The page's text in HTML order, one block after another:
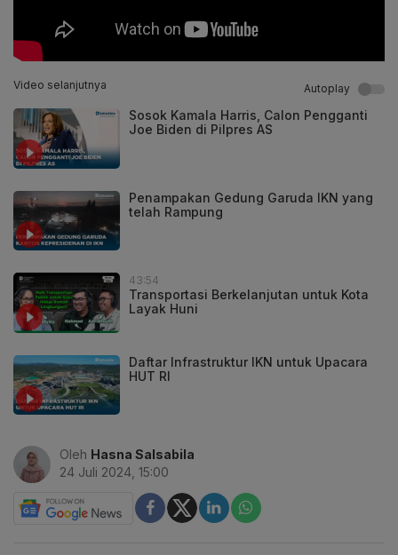
Video selanjutnya Autoplay
Sosok Kamala Harris, Calon Pengganti
Joe Biden di Pilpres AS
Penampakan Gedung Garuda IKN yang
telah Rampung
43:54
Transportasi Berkelanjutan untuk Kota
Layak Huni
Daftar Infrastruktur IKN untuk Upacara
HUT RI
Oleh Hasna Salsabila
24 Juli 2024, 15:00